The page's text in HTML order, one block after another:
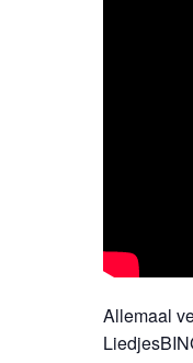
Allemaal